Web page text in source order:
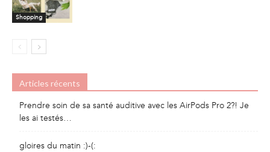
Shopping
Articles récents
Prendre soin de sa santé auditive avec les AirPods Pro 2?! Je
les ai testés…
gloires du matin :)-(: